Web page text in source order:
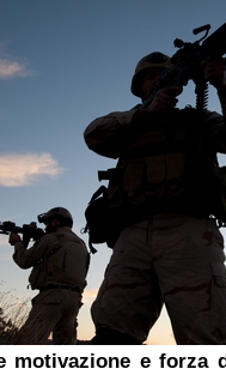
motivazione e